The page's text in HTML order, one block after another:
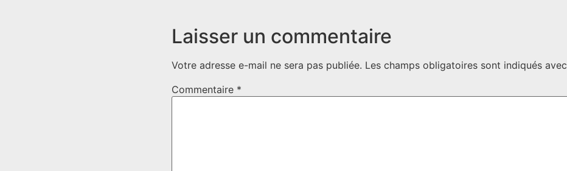
Laisser un commentaire
Votre adresse e-mail ne sera pas publiée. Les champs obligatoires sont indiqués avec
Commentaire *